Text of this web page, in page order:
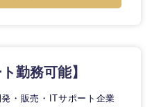
勤務可能】
・販売・ITサポート企業